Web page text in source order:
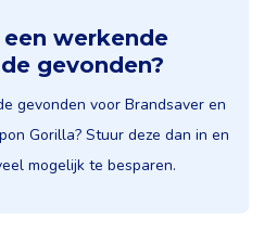
werkende
gevonden?
gevonden voor Brandsaver en
Gorilla? Stuur deze dan in en
mogelijk te besparen.